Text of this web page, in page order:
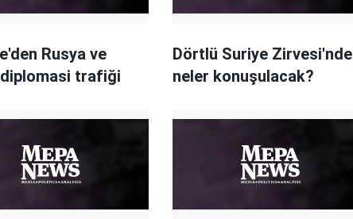
Rusya ve
trafiği
Dörtlü Suriye Zirvesi'nde
neler konuşulacak?